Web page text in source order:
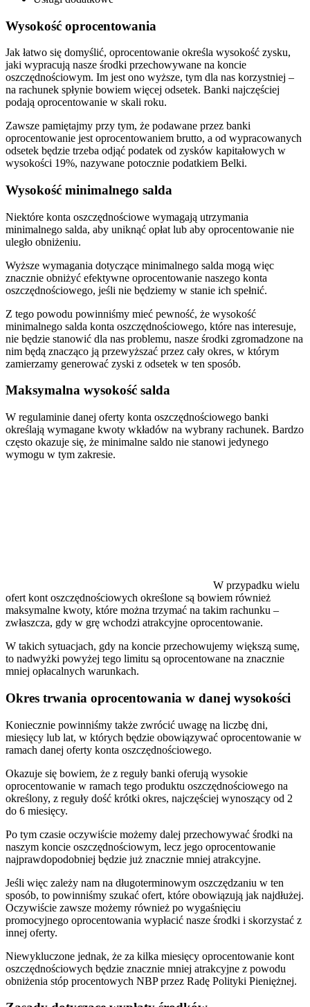
Wysokość oprocentowania
Jak łatwo się domyślić, oprocentowanie określa wysokość zysku,
jaki wypracują nasze środki przechowywane na koncie
oszczędnościowym. Im jest ono wyższe, tym dla nas korzystniej –
na rachunek spłynie bowiem więcej odsetek. Banki najczęściej
podają oprocentowanie w skali roku.
Zawsze pamiętajmy przy tym, że podawane przez banki
oprocentowanie jest oprocentowaniem brutto, a od wypracowanych
odsetek będzie trzeba odjąć podatek od zysków kapitałowych w
wysokości 19%, nazywane potocznie podatkiem Belki.
Wysokość minimalnego salda
Niektóre konta oszczędnościowe wymagają utrzymania
minimalnego salda, aby uniknąć opłat lub aby oprocentowanie nie
uległo obniżeniu.
Wyższe wymagania dotyczące minimalnego salda mogą więc
znacznie obniżyć efektywne oprocentowanie naszego konta
oszczędnościowego, jeśli nie będziemy w stanie ich spełnić.
Z tego powodu powinniśmy mieć pewność, że wysokość
minimalnego salda konta oszczędnościowego, które nas interesuje,
nie będzie stanowić dla nas problemu, nasze środki zgromadzone na
nim będą znacząco ją przewyższać przez cały okres, w którym
zamierzamy generować zyski z odsetek w ten sposób.
Maksymalna wysokość salda
W regulaminie danej oferty konta oszczędnościowego banki
określają wymagane kwoty wkładów na wybrany rachunek. Bardzo
często okazuje się, że minimalne saldo nie stanowi jedynego
wymogu w tym zakresie.
W przypadku wielu
ofert kont oszczędnościowych określone są bowiem również
maksymalne kwoty, które można trzymać na takim rachunku –
zwłaszcza, gdy w grę wchodzi atrakcyjne oprocentowanie.
W takich sytuacjach, gdy na koncie przechowujemy większą sumę,
to nadwyżki powyżej tego limitu są oprocentowane na znacznie
mniej opłacalnych warunkach.
Okres trwania oprocentowania w danej wysokości
Koniecznie powinniśmy także zwrócić uwagę na liczbę dni,
miesięcy lub lat, w których będzie obowiązywać oprocentowanie w
ramach danej oferty konta oszczędnościowego.
Okazuje się bowiem, że z reguły banki oferują wysokie
oprocentowanie w ramach tego produktu oszczędnościowego na
określony, z reguły dość krótki okres, najczęściej wynoszący od 2
do 6 miesięcy.
Po tym czasie oczywiście możemy dalej przechowywać środki na
naszym koncie oszczędnościowym, lecz jego oprocentowanie
najprawdopodobniej będzie już znacznie mniej atrakcyjne.
Jeśli więc zależy nam na długoterminowym oszczędzaniu w ten
sposób, to powinniśmy szukać ofert, które obowiązują jak najdłużej.
Oczywiście zawsze możemy również po wygaśnięciu
promocyjnego oprocentowania wypłacić nasze środki i skorzystać z
innej oferty.
Niewykluczone jednak, że za kilka miesięcy oprocentowanie kont
oszczędnościowych będzie znacznie mniej atrakcyjne z powodu
obniżenia stóp procentowych NBP przez Radę Polityki Pieniężnej.